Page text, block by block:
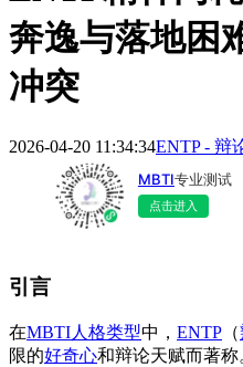
奔逸与落地困
冲突
2026-04-20 11:34:34ENTP - 辩
MBTI专业测试
点击进入
引言
在MBTI人格类型中， ENTP （
限的好奇心和辩论天赋而著